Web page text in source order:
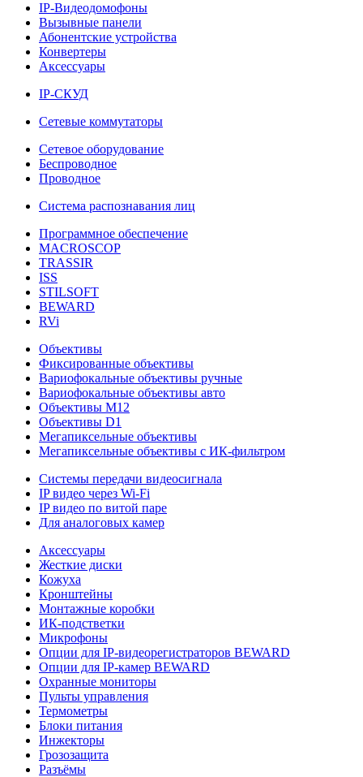
IP-Видеодомофоны
Вызывные панели
Абонентские устройства
Конвертеры
Аксессуары
IP-СКУД
Сетевые коммутаторы
Сетевое оборудование
Беспроводное
Проводное
Система распознавания лиц
Программное обеспечение
MACROSCOP
TRASSIR
ISS
STILSOFT
BEWARD
RVi
Объективы
Фиксированные объективы
Вариофокальные объективы ручные
Вариофокальные объективы авто
Объективы М12
Объективы D1
Мегапиксельные объективы
Мегапиксельные объективы с ИК-фильтром
Системы передачи видеосигнала
IP видео через Wi-Fi
IP видео по витой паре
Для аналоговых камер
Аксессуары
Жесткие диски
Кожуха
Кронштейны
Монтажные коробки
ИК-подстветки
Микрофоны
Опции для IP-видеорегистраторов BEWARD
Опции для IP-камер BEWARD
Охранные мониторы
Пульты управления
Термометры
Блоки питания
Инжекторы
Грозозащита
Разъёмы